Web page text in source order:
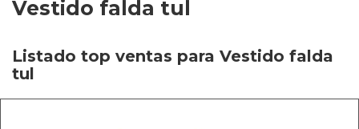
Vestido falda tul
Listado top ventas para Vestido falda
tul